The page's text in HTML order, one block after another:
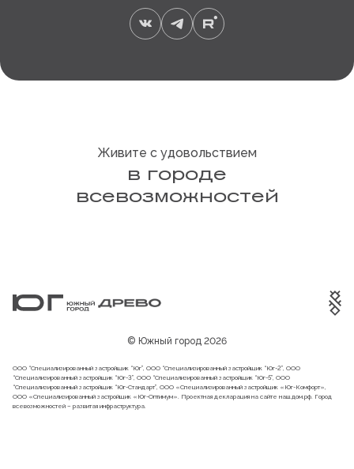
Живите с удовольствием
в городе
всевозможностей
© Южный город 2026
ООО “Специализированный застройщик “Юг”, ООО “Специализированный застройщик “Юг-2”, ООО
“Специализированный застройщик “Юг-3”, ООО “Специализированный застройщик “Юг-5”, ООО
“Специализированный застройщик “Юг-Стандарт”, ООО «Специализированный застройщик «Юг-Комфорт»,
ООО «Специализированный застройщик «Юг-Оптимум». Проектная декларация на сайте наш.дом.рф . Город
всевозможностей – развитая инфраструктура.